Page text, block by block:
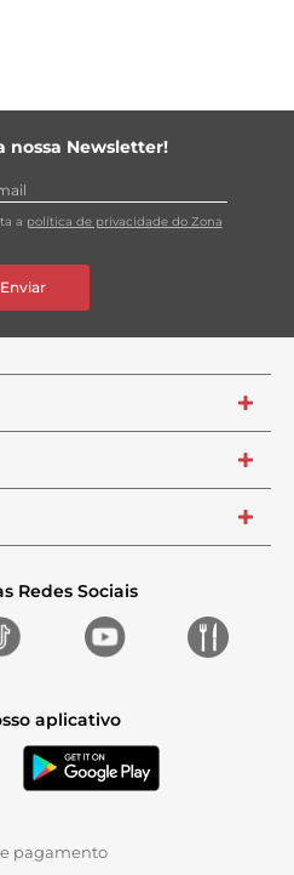
nossa Newsletter!
a política de privacidade do Zona
Enviar
+
+
+
Redes Sociais
aplicativo
pagamento